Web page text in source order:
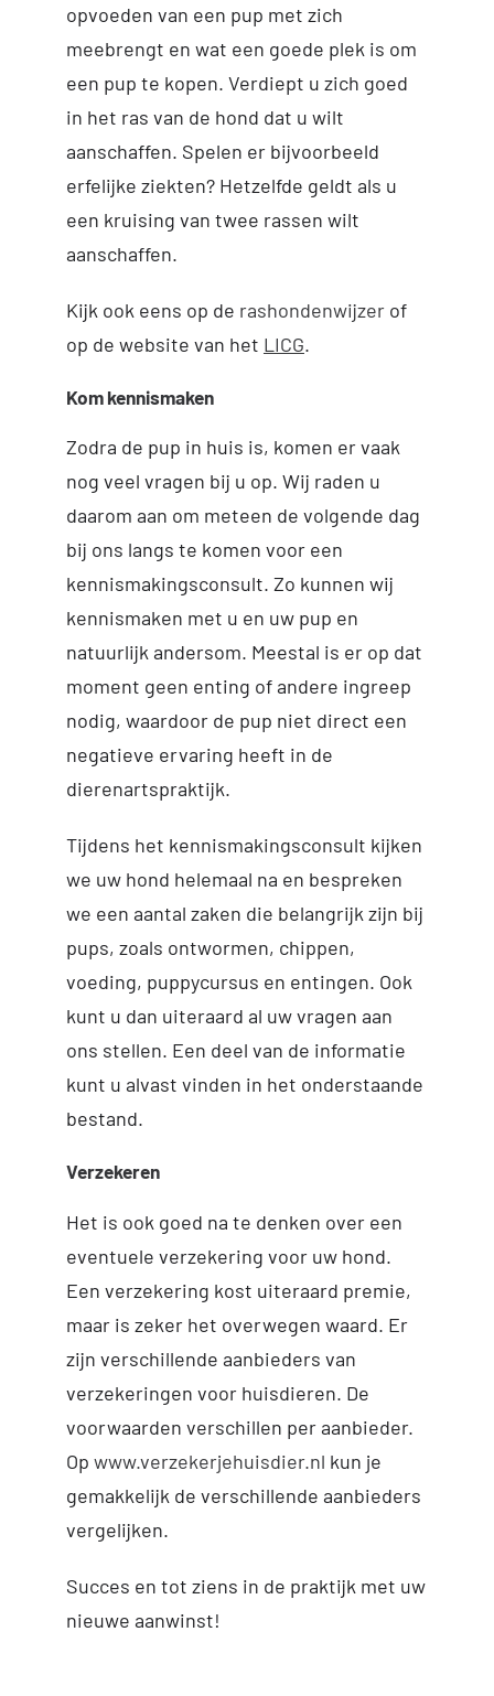
opvoeden van een pup met zich
meebrengt en wat een goede plek is om
een pup te kopen. Verdiept u zich goed
in het ras van de hond dat u wilt
aanschaffen. Spelen er bijvoorbeeld
erfelijke ziekten? Hetzelfde geldt als u
een kruising van twee rassen wilt
aanschaffen.
Kijk ook eens op de rashondenwijzerof
op de website van het LICG.
Kom kennismaken
Zodra de pup in huis is, komen er vaak
nog veel vragen bij u op. Wij raden u
daarom aan om meteen de volgende dag
bij ons langs te komen voor een
kennismakingsconsult. Zo kunnen wij
kennismaken met u en uw pup en
natuurlijk andersom. Meestal is er op dat
moment geen enting of andere ingreep
nodig, waardoor de pup niet direct een
negatieve ervaring heeft in de
dierenartspraktijk.
Tijdens het kennismakingsconsult kijken
we uw hond helemaal na en bespreken
we een aantal zaken die belangrijk zijn bij
pups, zoals ontwormen, chippen,
voeding, puppycursus en entingen. Ook
kunt u dan uiteraard al uw vragen aan
ons stellen. Een deel van de informatie
kunt u alvast vinden in het onderstaande
bestand.
Verzekeren
Het is ook goed na te denken over een
eventuele verzekering voor uw hond.
Een verzekering kost uiteraard premie,
maar is zeker het overwegen waard. Er
zijn verschillende aanbieders van
verzekeringen voor huisdieren. De
voorwaarden verschillen per aanbieder.
Op www.verzekerjehuisdier.nl kun je
gemakkelijk de verschillende aanbieders
vergelijken.
Succes en tot ziens in de praktijk met uw
nieuwe aanwinst!